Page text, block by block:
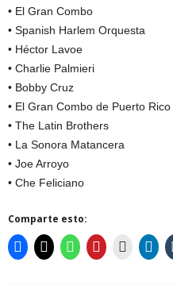
• El Gran Combo
• Spanish Harlem Orquesta
• Héctor Lavoe
• Charlie Palmieri
• Bobby Cruz
• El Gran Combo de Puerto Rico
• The Latin Brothers
• La Sonora Matancera
• Joe Arroyo
• Che Feliciano
Comparte esto: